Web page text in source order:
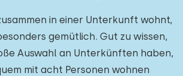
in einer Unterkunft wohnt,
gemütlich. Gut zu wissen,
Auswahl an Unterkünften haben,
mit acht Personen wohnen